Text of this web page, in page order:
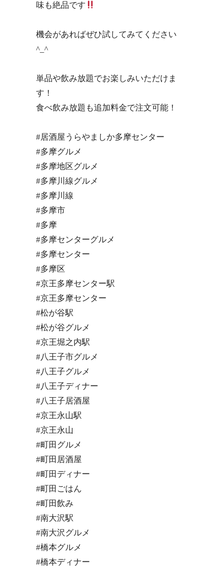
味も絶品です
機会があればぜひ試してみてください
^_^
単品や飲み放題でお楽しみいただけま
す！
食べ飲み放題も追加料金で注文可能！
#居酒屋うらやましか多摩センター
#多摩グルメ
#多摩地区グルメ
#多摩川線グルメ
#多摩川線
#多摩市
#多摩
#多摩センターグルメ
#多摩センター
#多摩区
#京王多摩センター駅
#京王多摩センター
#松が谷駅
#松が谷グルメ
#京王堀之内駅
#八王子市グルメ
#八王子グルメ
#八王子ディナー
#八王子居酒屋
#京王永山駅
#京王永山
#町田グルメ
#町田居酒屋
#町田ディナー
#町田ごはん
#町田飲み
#南大沢駅
#南大沢グルメ
#橋本グルメ
#橋本ディナー